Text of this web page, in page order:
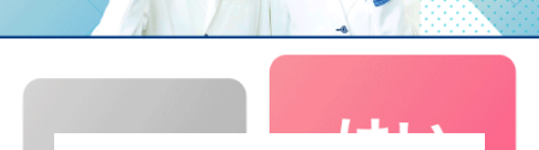
学習状況や目標に合わせて、高校生1人ひとりに専用の冬
期講習プランを作成します。
専用カリキュラムだから、講習期間途中からの開始もOK！